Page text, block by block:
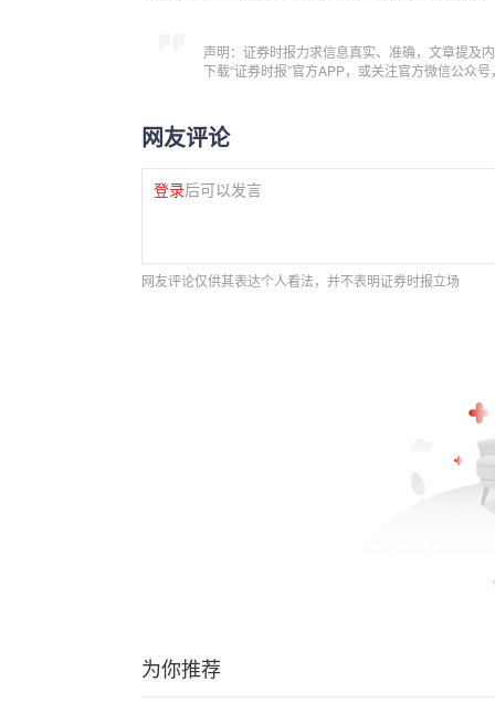
声明：证券时报力求信息真实、准确，文章提及
下载“证券时报”官方APP，或关注官方微信公众
网友评论
登录后可以发言
网友评论仅供其表达个人看法，并不表明证券时报立场
为你推荐